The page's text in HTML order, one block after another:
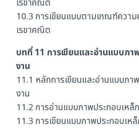
เรขาคณิต
10.3 การเขียนแบบตามเกณฑ์ควา
เรขาคณิต
บทที่ 11 การเขียนและอ่านแบบภ
งาน
11.1 หลักการเขียนและอ่านแบบภา
งาน
11.2 การอ่านแบบภาพประกอบเหล็
11.3 การเขียนแบบภาพประกอบเห